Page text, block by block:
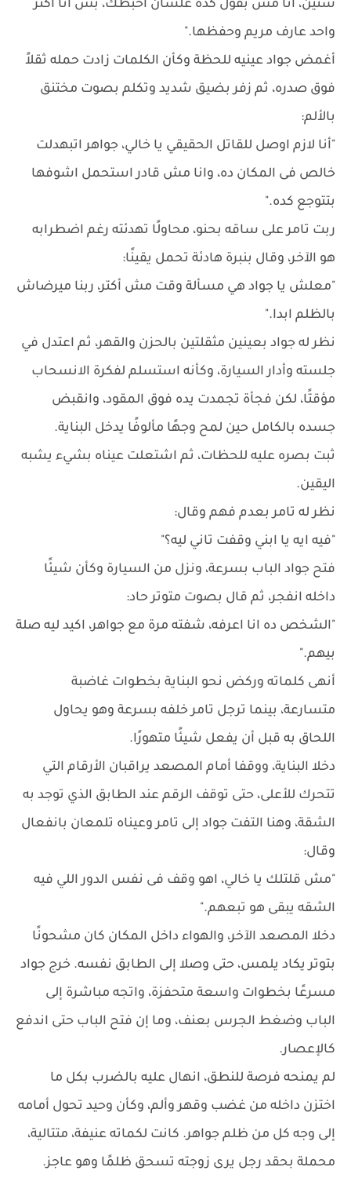
سنين، أنا مش بقول كده علشان احبطك، بس انا اكتر
واحد عارف مريم وحفظها."
أغمض جواد عينيه للحظة وكأن الكلمات زادت حمله ثقلاً
فوق صدره، ثم زفر بضيق شديد وتكلم بصوت مختنق
بالألم:
"أنا لازم اوصل للقاتل الحقيقي يا خالي، جواهر اتبهدلت
خالص فى المكان ده، وانا مش قادر استحمل اشوفها
بتتوجع كده."
ربت تامر على ساقه بحنو، محاولًا تهدئته رغم اضطرابه
هو الآخر، وقال بنبرة هادئة تحمل يقينًا:
"معلش يا جواد هي مسألة وقت مش أكتر، ربنا ميرضاش
بالظلم ابدا."
نظر له جواد بعينين مثقلتين بالحزن والقهر، ثم اعتدل في
جلسته وأدار السيارة، وكأنه استسلم لفكرة الانسحاب
مؤقتًا، لكن فجأة تجمدت يده فوق المقود، وانقبض
جسده بالكامل حين لمح وجهًا مألوفًا يدخل البناية.
ثبت بصره عليه للحظات، ثم اشتعلت عيناه بشيء يشبه
اليقين.
نظر له تامر بعدم فهم وقال:
"فيه ايه يا ابني وقفت تاني ليه؟"
فتح جواد الباب بسرعة، ونزل من السيارة وكأن شيئًا
داخله انفجر، ثم قال بصوت متوتر حاد:
"الشخص ده انا اعرفه، شفته مرة مع جواهر، اكيد ليه صلة
بيهم."
أنهى كلماته وركض نحو البناية بخطوات غاضبة
متسارعة، بينما ترجل تامر خلفه بسرعة وهو يحاول
اللحاق به قبل أن يفعل شيئًا متهورًا.
دخلا البناية، ووقفا أمام المصعد يراقبان الأرقام التي
تتحرك للأعلى، حتى توقف الرقم عند الطابق الذي توجد به
الشقة، وهنا التفت جواد إلى تامر وعيناه تلمعان بانفعال
وقال:
"مش قلتلك يا خالي، اهو وقف فى نفس الدور اللي فيه
الشقه يبقى هو تبعهم."
دخلا المصعد الآخر، والهواء داخل المكان كان مشحونًا
بتوتر يكاد يلمس، حتى وصلا إلى الطابق نفسه. خرج جواد
مسرعًا بخطوات واسعة متحفزة، واتجه مباشرة إلى
الباب وضغط الجرس بعنف، وما إن فتح الباب حتى اندفع
كالإعصار.
لم يمنحه فرصة للنطق، انهال عليه بالضرب بكل ما
اختزن داخله من غضب وقهر وألم، وكأن وحيد تحول أمامه
إلى وجه كل من ظلم جواهر. كانت لكماته عنيفة، متتالية،
محملة بحقد رجل يرى زوجته تسحق ظلمًا وهو عاجز.